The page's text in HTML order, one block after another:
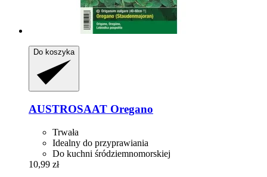
Do koszyka
AUSTROSAAT Oregano
Trwała
Idealny do przyprawiania
Do kuchni śródziemnomorskiej
10,99 zł